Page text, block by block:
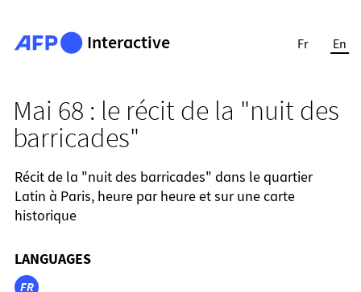
Interactive Fr En
Mai 68 : le récit de la "nuit des
barricades"
Récit de la "nuit des barricades" dans le quartier
Latin à Paris, heure par heure et sur une carte
historique
LANGUAGES
FR